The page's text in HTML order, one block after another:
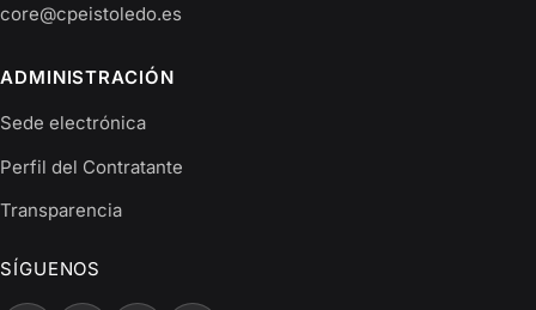
core@cpeistoledo.es
ADMINISTRACIÓN
Sede electrónica
Perfil del Contratante
Transparencia
SÍGUENOS